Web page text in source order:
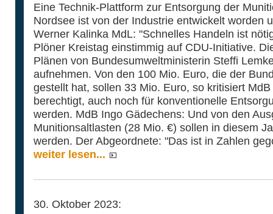
Eine Technik-Plattform zur Entsorgung der
Nordsee ist von der Industrie entwickelt worden
Werner Kalinka MdL: "Schnelles Handeln ist
Plöner Kreistag einstimmig auf CDU-Initiative.
Plänen von Bundesumweltministerin Steffi
aufnehmen. Von den 100 Mio. Euro, die der
gestellt hat, sollen 33 Mio. Euro, so kritisiert
berechtigt, auch noch für konventionelle
werden. MdB Ingo Gädechens: Und von den
Munitionsaltlasten (28 Mio. €) sollen in diesem
werden. Der Abgeordnete: "Das ist in Zahlen
weiter lesen...
30. Oktober 2023: